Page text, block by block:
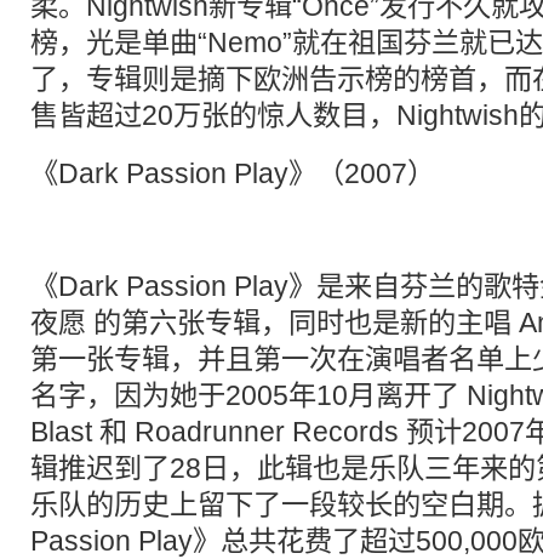
柔。Nightwish新专辑“Once”发行不久就
榜，光是单曲“Nemo”就在祖国芬兰就已
了，专辑则是摘下欧洲告示榜的榜首，
售皆超过20万张的惊人数目，Nightwish
《Dark Passion Play》（2007）
《Dark Passion Play》是来自芬兰的歌
夜愿 的第六张专辑，同时也是新的主唱
第一张专辑，并且第一次在演唱者名单上
名字，因为她于2005年10月离开了
Blast 和 Roadrunner Records 预计2007
辑推迟到了28日，此辑也是乐队三年来
乐队的历史上留下了一段较长的空白期
Passion Play》总共花费了超过500,000